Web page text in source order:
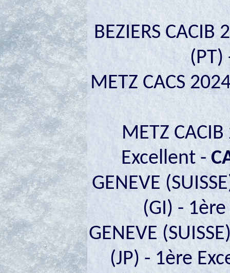
BEZIERS
METZ CACS
METZ
Excellent -
GENEVE
(GI) -
GENEVE
(JP) - 1ère